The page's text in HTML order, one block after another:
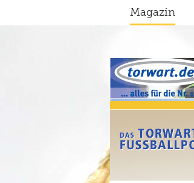
Magazin